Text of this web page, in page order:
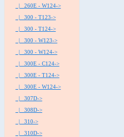
|_ 260E - W124->
|_ 300 - T123->
|_ 300 - T124->
|_ 300 - W123->
|_ 300 - W124->
|_ 300E - C124->
|_ 300E - T124->
|_ 300E - W124->
|_ 307D->
|_ 308D->
|_ 310->
|_ 310D->